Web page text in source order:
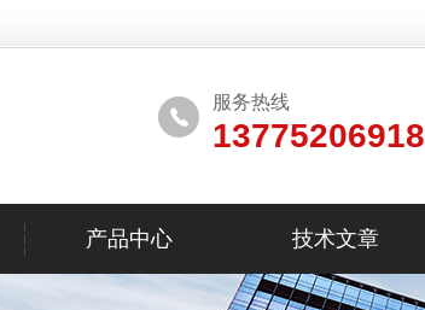
服务热线
13775206918
产品中心 技术文章